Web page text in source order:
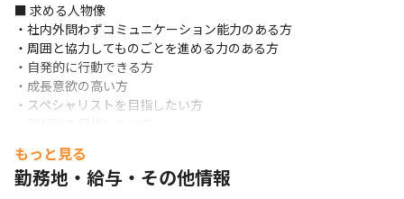
■ 求める人物像
・社内外問わずコミュニケーション能力のある方
・周囲と協力してものごとを進める力のある方
・自発的に行動できる方
・成長意欲の高い方
・スペシャリストを目指したい方
もっと見る
勤務地・給与・その他情報